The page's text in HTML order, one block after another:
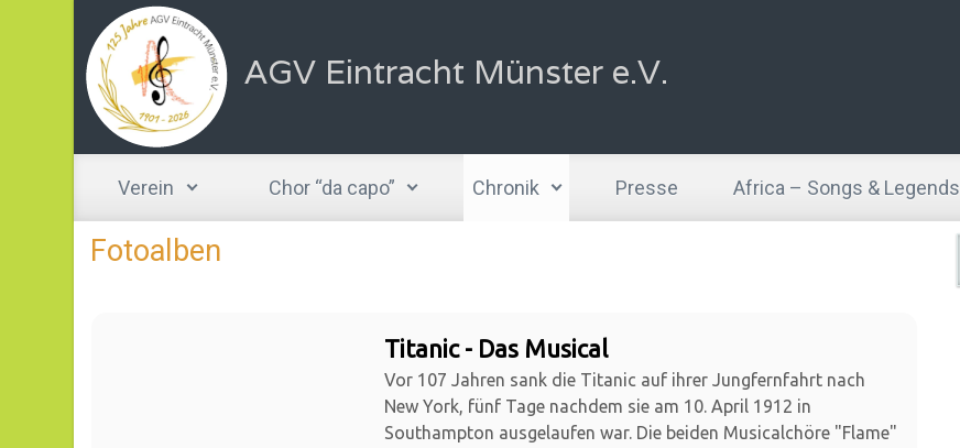
Zum Hauptinhalt springen
AGV Eintracht Münster e.V.
Verein Chor “da capo” Chronik Presse Africa – Songs & Legends
Fotoalben
Titanic - Das Musical
Vor 107 Jahren sank die Titanic auf ihrer Jungfernfahrt nach
New York, fünf Tage nachdem sie am 10. April 1912 in
Southampton ausgelaufen war. Die beiden Musicalchöre "Flame"